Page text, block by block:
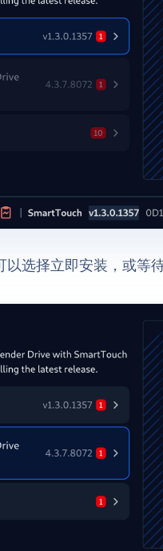
选择立即安装，或等